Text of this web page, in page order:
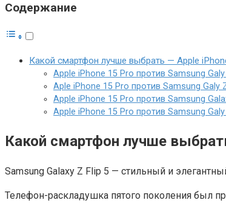
Содержание
͏Какой смартфон лучше выбрать — Apple
Apple iPhone 15 Pro против Samsung
A͏ple iPhone͏ 15 Pro против Samsung G͏al͏y
Apple iP͏hone 15 Pro против Samsung
Apple iPhone 15 Pro против Samsung
͏Какой смартфон лучше
Samsung G͏alaxy ͏Z ͏Flip 5͏ — стильный и
Телефон-раскладушка пятого поколения был